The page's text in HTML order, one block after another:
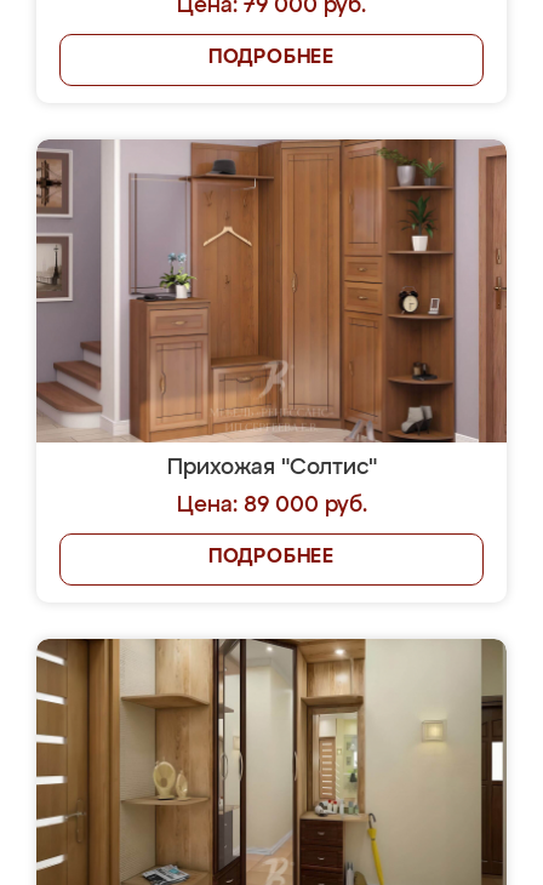
Цена: 79 000 руб.
ПОДРОБНЕЕ
Прихожая "Солтис"
Цена: 89 000 руб.
ПОДРОБНЕЕ